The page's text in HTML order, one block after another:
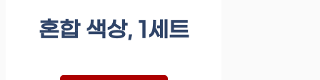
혼합 색상, 1세트